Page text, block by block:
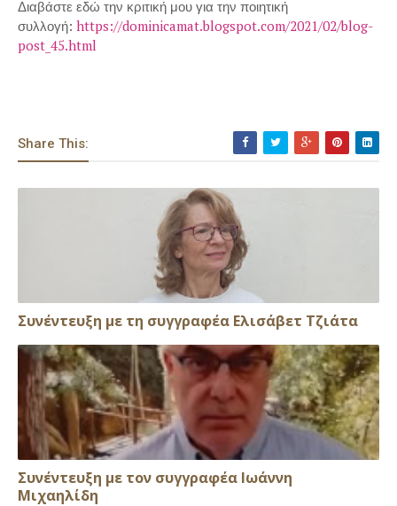
Διαβάστε εδώ την κριτική μου για την ποιητική
συλλογή: https://dominicamat.blogspot.com/2021/02/blog-
post_45.html
Share This:
Συνέντευξη με τη συγγραφέα Ελισάβετ Τζιάτα
Συνέντευξη με τον συγγραφέα Ιωάννη
Μιχαηλίδη